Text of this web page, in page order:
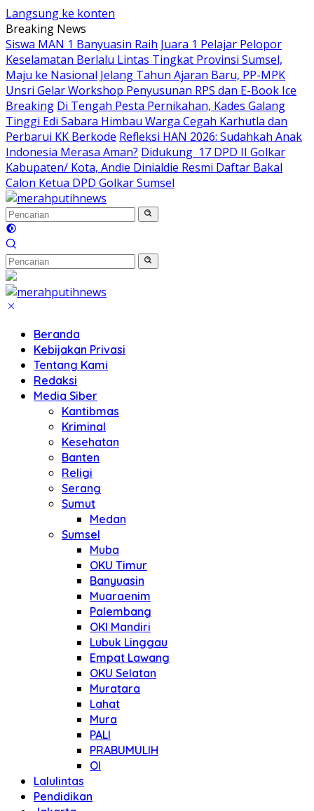
Langsung ke konten
Breaking News
Siswa MAN 1 Banyuasin Raih Juara 1 Pelajar Pelopor
Keselamatan Berlalu Lintas Tingkat Provinsi Sumsel,
Maju ke Nasional Jelang Tahun Ajaran Baru, PP-MPK
Unsri Gelar Workshop Penyusunan RPS dan E-Book Ice
Breaking Di Tengah Pesta Pernikahan, Kades Galang
Tinggi Edi Sabara Himbau Warga Cegah Karhutla dan
Perbarui KK Berkode Refleksi HAN 2026: Sudahkah Anak
Indonesia Merasa Aman? Didukung 17 DPD II Golkar
Kabupaten/ Kota, Andie Dinialdie Resmi Daftar Bakal
Calon Ketua DPD Golkar Sumsel
Beranda
Kebijakan Privasi
Tentang Kami
Redaksi
Media Siber
Kantibmas
Kriminal
Kesehatan
Banten
Religi
Serang
Sumut
Medan
Sumsel
Muba
OKU Timur
Banyuasin
Muaraenim
Palembang
OKI Mandiri
Lubuk Linggau
Empat Lawang
OKU Selatan
Muratara
Lahat
Mura
PALI
PRABUMULIH
OI
Lalulintas
Pendidikan